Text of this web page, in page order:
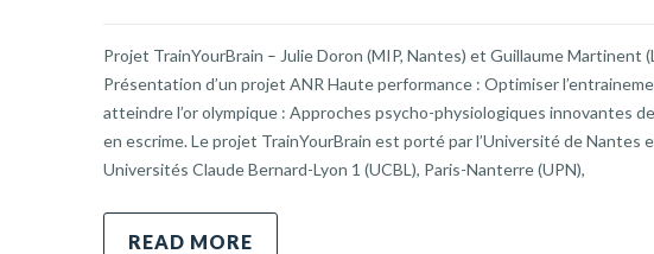
Projet TrainYourBrain – Julie Doron (MIP, Nantes) et Guillaume Martinent
Présentation d’un projet ANR Haute performance : Optimiser
atteindre l’or olympique : Approches psycho-physiologiques innovantes
en escrime. Le projet TrainYourBrain est porté par l’Université de Nantes
Universités Claude Bernard-Lyon 1 (UCBL), Paris-Nanterre (UPN),
READ MORE